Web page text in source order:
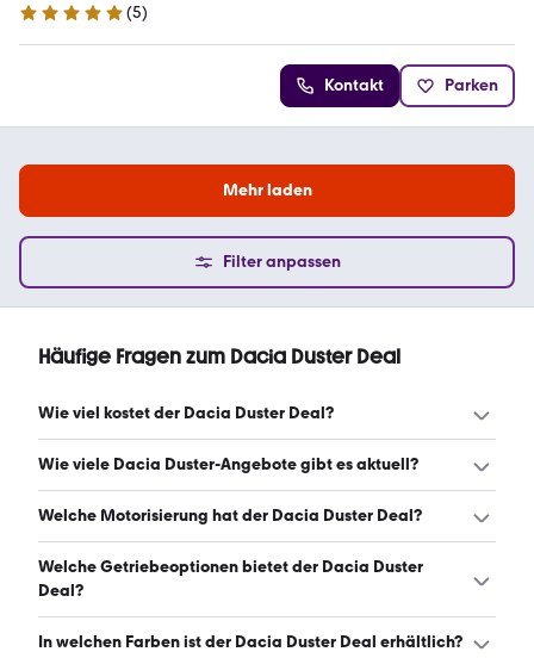
5 Sterne
(5)
Kontakt Parken
Mehr laden
Filter anpassen
Häufige Fragen zum Dacia Duster Deal
Wie viel kostet der Dacia Duster Deal?
Ein guter Preis für einen Dacia Duster Deal liegt zwischen
Wie viele Dacia Duster-Angebote gibt es aktuell?
Es gibt insgesamt 39 Dacia Duster bei mobile.de, davon
Welche Motorisierung hat der Dacia Duster Deal?
Der Dacia Duster Deal hat Leistungen zwischen 91 und
116 PS. (Stand: 7.8.2026)
Welche Getriebeoptionen bietet der Dacia Duster
Deal?
Der Dacia Duster Deal ist mit manuellem Getriebe
In welchen Farben ist der Dacia Duster Deal erhältlich?